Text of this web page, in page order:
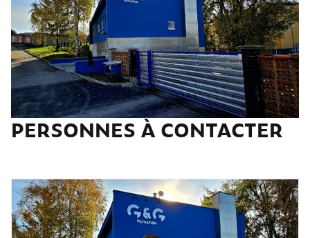
PERSONNES À CONTACTER